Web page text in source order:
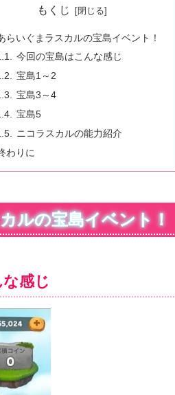
もくじ
らいぐまラスカルの宝島イベント！
今回の宝島はこんな感じ
宝島1～2
宝島3～4
宝島5
ニコラスカルの能力紹介
わりに
ルの宝島イベント！
感じ